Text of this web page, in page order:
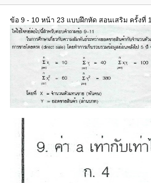
ข้อ 9 - 10 หน้า 23 แบบฝึกหัด สอนเสริม ครั้งที่ 1